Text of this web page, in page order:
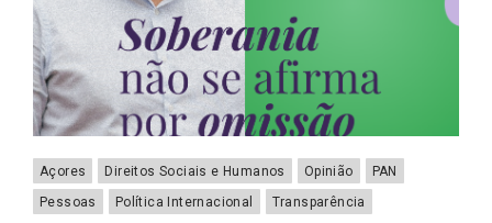
Açores Direitos Sociais e Humanos Opinião
PAN
Pessoas
Política Internacional Transparência